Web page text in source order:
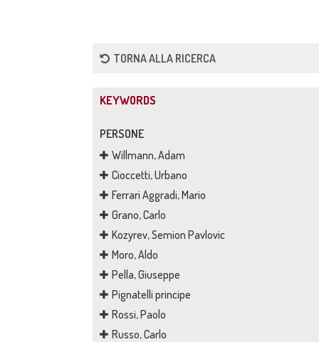
TORNA ALLA RICERCA
KEYWORDS
PERSONE
Willmann, Adam
Cioccetti, Urbano
Ferrari Aggradi, Mario
Grano, Carlo
Kozyrev, Semion Pavlovic
Moro, Aldo
Pella, Giuseppe
Pignatelli principe
Rossi, Paolo
Russo, Carlo